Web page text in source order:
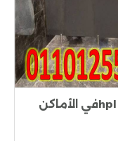
فواصل الحمامات من الكومباكت hplفي الأماكن